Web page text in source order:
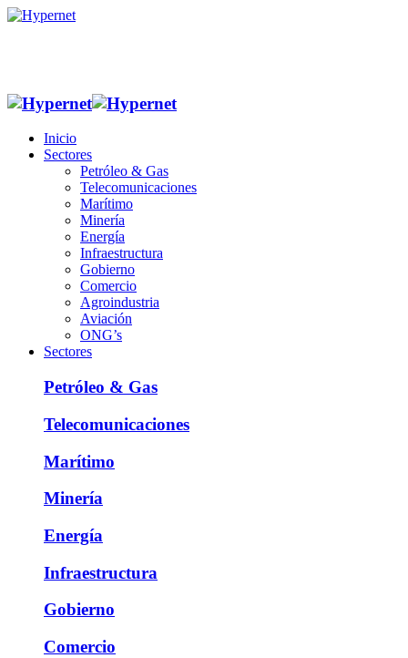
Inicio
Sectores
Petróleo & Gas
Telecomunicaciones
Marítimo
Minería
Energía
Infraestructura
Gobierno
Comercio
Agroindustria
Aviación
ONG’s
Sectores
Petróleo & Gas
Telecomunicaciones
Marítimo
Minería
Energía
Infraestructura
Gobierno
Comercio